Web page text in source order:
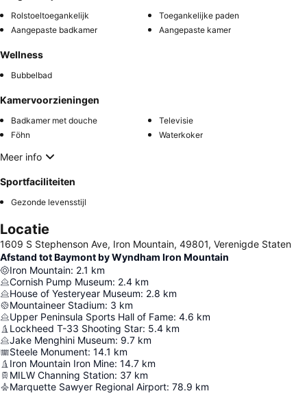
Rolstoeltoegankelijk
Toegankelijke paden
Aangepaste badkamer
Aangepaste kamer
Wellness
Bubbelbad
Kamervoorzieningen
Badkamer met douche
Televisie
Föhn
Waterkoker
Meer info
Sportfaciliteiten
Gezonde levensstijl
Locatie
1609 S Stephenson Ave, Iron Mountain, 49801, Verenigde Staten
Afstand tot Baymont by Wyndham Iron Mountain
Iron Mountain: 2.1 km
Cornish Pump Museum: 2.4 km
House of Yesteryear Museum: 2.8 km
Mountaineer Stadium: 3 km
Upper Peninsula Sports Hall of Fame: 4.6 km
Lockheed T-33 Shooting Star: 5.4 km
Jake Menghini Museum: 9.7 km
Steele Monument: 14.1 km
Iron Mountain Iron Mine: 14.7 km
MILW Channing Station: 37 km
Marquette Sawyer Regional Airport: 78.9 km